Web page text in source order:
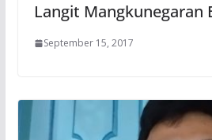
Langit Mangkunegaran
September 15, 2017